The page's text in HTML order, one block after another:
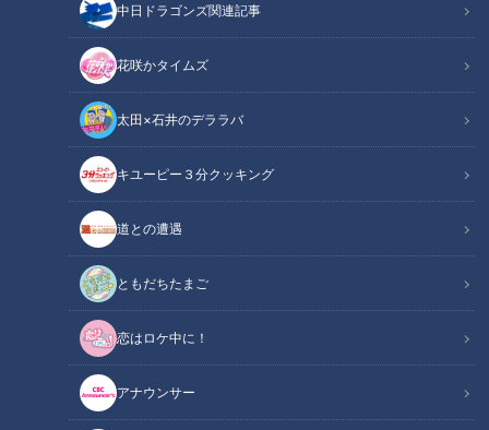
中日ドラゴンズ関連記事
花咲かタイムズ
太田×石井のデララバ
キユーピー３分クッキング
道との遭遇
ともだちたまご
恋はロケ中に！
アナウンサー
CBCテレビ：画像『キユーピー3分クッキング』
キユーピー３分クッキング
レシピ紹介
キャベツと肉だねをミルフィーユ状に重ねて作るロールキャベ
ツ。トマトジュースに淡口しょうゆ、みりんを加えた、ほんの
り和風のスープを合わせましょう。（講師：髙井英克先生／キ
ユーピー３分クッキング ）